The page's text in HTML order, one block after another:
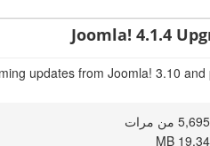
Joomla! 4.1.4
updates from Joomla! 3.10
5,695 من مرات
19.34 MB